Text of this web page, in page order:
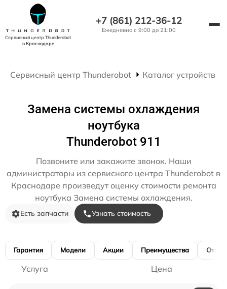
Сервисный центр Thunderobot
в Краснодаре
+7 (861) 212-36-12
Ежедневно с 9:00 до 21:00
Сервисный центр Thunderobot Каталог устройств
Замена системы охлаждения
ноутбука
Thunderobot 911
Позвоните или закажите звонок. Наши
администраторы из сервисного центра Thunderobot в
Краснодаре произведут оценку стоимости ремонта
ноутбука Замена системы охлаждения.
Есть запчасти Узнать стоимость
Гарантия Модели Акции Преимущества
Услуга Цена